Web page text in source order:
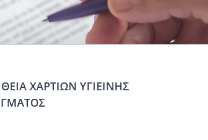
ΧΑΡΤΙΩΝ ΥΓΙΕΙΝΗΣ